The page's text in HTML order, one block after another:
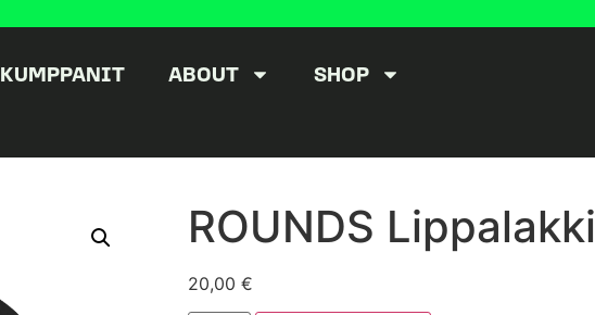
KUMPPANIT ABOUT SHOP
ROUNDS Lippalakki
20,00 €